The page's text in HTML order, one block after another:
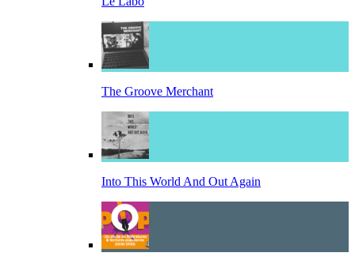
The Groove Merchant
Into This World And Out Again